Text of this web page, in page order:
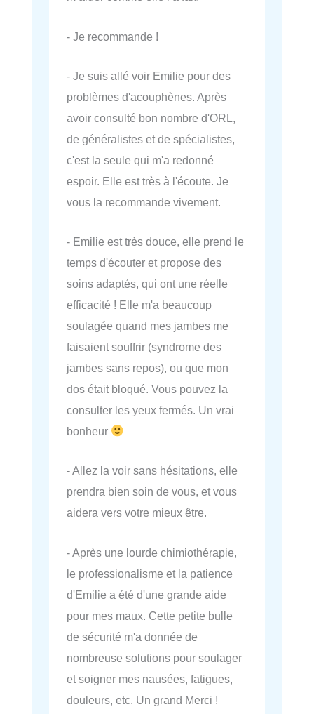
- Je recommande !
- Je suis allé voir Emilie pour des
problèmes d'acouphènes. Après
avoir consulté bon nombre d'ORL,
de généralistes et de spécialistes,
c'est la seule qui m'a redonné
espoir. Elle est très à l'écoute. Je
vous la recommande vivement.
- Emilie est très douce, elle prend le
temps d'écouter et propose des
soins adaptés, qui ont une réelle
efficacité ! Elle m'a beaucoup
soulagée quand mes jambes me
faisaient souffrir (syndrome des
jambes sans repos), ou que mon
dos était bloqué. Vous pouvez la
consulter les yeux fermés. Un vrai
bonheur
- Allez la voir sans hésitations, elle
prendra bien soin de vous, et vous
aidera vers votre mieux être.
- Après une lourde chimiothérapie,
le professionalisme et la patience
d'Emilie a été d'une grande aide
pour mes maux. Cette petite bulle
de sécurité m'a donnée de
nombreuse solutions pour soulager
et soigner mes nausées, fatigues,
douleurs, etc. Un grand Merci !